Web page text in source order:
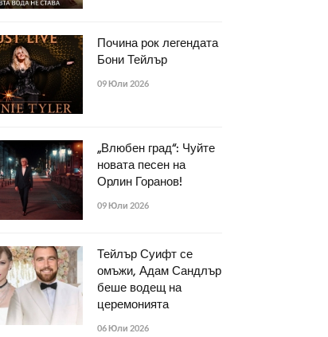
Почина рок легендата
Бони Тейлър
09 Юли 2026
„Влюбен град“: Чуйте
новата песен на
Орлин Горанов!
09 Юли 2026
Тейлър Суифт се
омъжи, Адам Сандлър
беше водещ на
церемонията
06 Юли 2026